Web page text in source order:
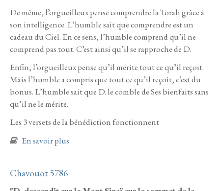
De même, l’orgueilleux pense comprendre la Torah grâce à
son intelligence. L’humble sait que comprendre est un
cadeau du Ciel. En ce sens, l’humble comprend qu’il ne
comprend pas tout. C’est ainsi qu’il se rapproche de D.
Enfin, l’orgueilleux pense qu’il mérite tout ce qu’il reçoit.
Mais l’humble a compris que tout ce qu’il reçoit, c’est du
bonus. L’humble sait que D. le comble de Ses bienfaits sans
qu’il ne le mérite.
Les 3 versets de la bénédiction fonctionnent
En savoir plus
Chavouot 5786